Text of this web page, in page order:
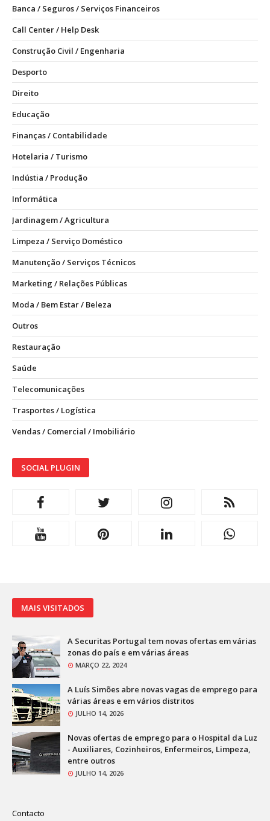
Banca / Seguros / Serviços Financeiros
Call Center / Help Desk
Construção Civil / Engenharia
Desporto
Direito
Educação
Finanças / Contabilidade
Hotelaria / Turismo
Indústia / Produção
Informática
Jardinagem / Agricultura
Limpeza / Serviço Doméstico
Manutenção / Serviços Técnicos
Marketing / Relações Públicas
Moda / Bem Estar / Beleza
Outros
Restauração
Saúde
Telecomunicações
Trasportes / Logística
Vendas / Comercial / Imobiliário
SOCIAL PLUGIN
MAIS VISITADOS
A Securitas Portugal tem novas ofertas em várias
zonas do país e em várias áreas
MARÇO 22, 2024
A Luís Simões abre novas vagas de emprego para
várias áreas e em vários distritos
JULHO 14, 2026
Novas ofertas de emprego para o Hospital da Luz
- Auxiliares, Cozinheiros, Enfermeiros, Limpeza,
entre outros
JULHO 14, 2026
Contacto